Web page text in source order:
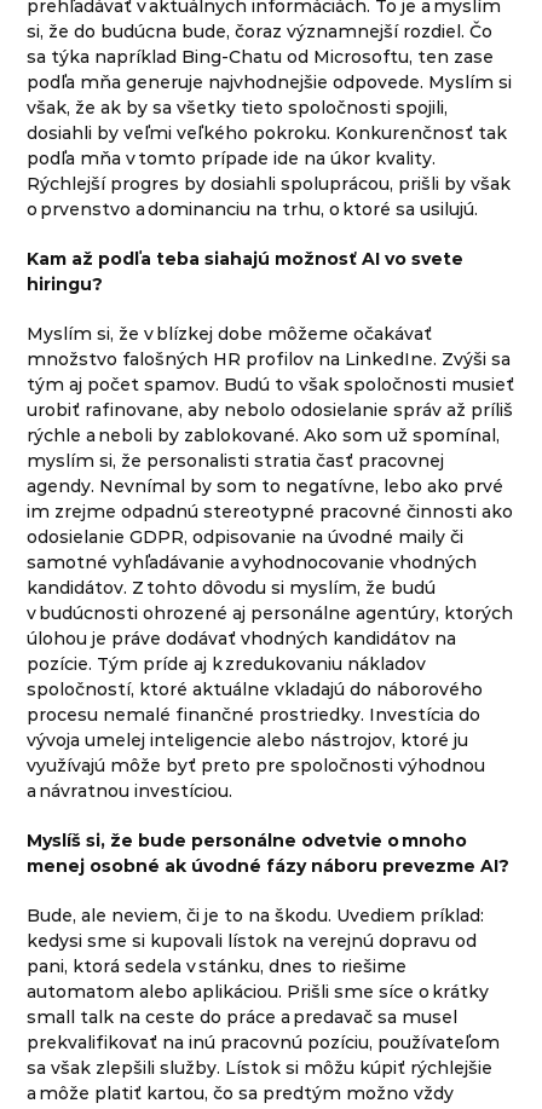
prehľadávať v aktuálnych informáciách. To je a myslím
si, že do budúcna bude, čoraz významnejší rozdiel. Čo
sa týka napríklad Bing-Chatu od Microsoftu, ten zase
podľa mňa generuje najvhodnejšie odpovede. Myslím si
však, že ak by sa všetky tieto spoločnosti spojili,
dosiahli by veľmi veľkého pokroku. Konkurenčnosť tak
podľa mňa v tomto prípade ide na úkor kvality.
Rýchlejší progres by dosiahli spoluprácou, prišli by však
o prvenstvo a dominanciu na trhu, o ktoré sa usilujú.
Kam až podľa teba siahajú možnosť AI vo svete
hiringu?
Myslím si, že v blízkej dobe môžeme očakávať
množstvo falošných HR profilov na LinkedIne. Zvýši sa
tým aj počet spamov. Budú to však spoločnosti musieť
urobiť rafinovane, aby nebolo odosielanie správ až príliš
rýchle a neboli by zablokované. Ako som už spomínal,
myslím si, že personalisti stratia časť pracovnej
agendy. Nevnímal by som to negatívne, lebo ako prvé
im zrejme odpadnú stereotypné pracovné činnosti ako
odosielanie GDPR, odpisovanie na úvodné maily či
samotné vyhľadávanie a vyhodnocovanie vhodných
kandidátov. Z tohto dôvodu si myslím, že budú
v budúcnosti ohrozené aj personálne agentúry, ktorých
úlohou je práve dodávať vhodných kandidátov na
pozície. Tým príde aj k zredukovaniu nákladov
spoločností, ktoré aktuálne vkladajú do náborového
procesu nemalé finančné prostriedky. Investícia do
vývoja umelej inteligencie alebo nástrojov, ktoré ju
využívajú môže byť preto pre spoločnosti výhodnou
a návratnou investíciou.
Myslíš si, že bude personálne odvetvie o mnoho
menej osobné ak úvodné fázy náboru prevezme AI?
Bude, ale neviem, či je to na škodu. Uvediem príklad:
kedysi sme si kupovali lístok na verejnú dopravu od
pani, ktorá sedela v stánku, dnes to riešime
automatom alebo aplikáciou. Prišli sme síce o krátky
small talk na ceste do práce a predavač sa musel
prekvalifikovať na inú pracovnú pozíciu, používateľom
sa však zlepšili služby. Lístok si môžu kúpiť rýchlejšie
a môže platiť kartou, čo sa predtým možno vždy